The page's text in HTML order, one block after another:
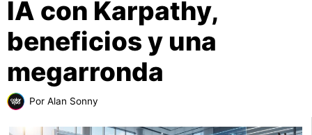
IA con Karpathy,
beneficios y una
megarronda
Por Alan Sonny